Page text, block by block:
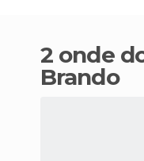
2 onde dormir em
Brando